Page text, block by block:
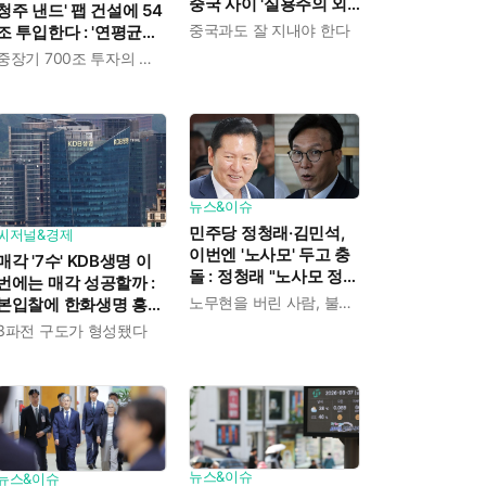
주 낸드' 팹 건설에 54
투입한다 : '연평균
성장' 메모리 수요중장기 700조 투자의 단계적 이행
중국 사이 '실용주의 외
교론' 강조한 인물이다
중국과도 잘 지내야 한다
저널&경제
각 '7수' KDB생명 이
에는 매각 성공할까 :
입찰에 한화생명 흥국
명 한국금융지주 최종
파전 구도가 형성됐다
뉴스&이슈
민주당 정청래·김민석,
이번엔 '노사모' 두고 충
돌 : 정청래 "노사모 정신
으로 승리" vs 김민석 측노무현을 버린 사람, 불편하겠지
스&이슈 뉴스&이슈